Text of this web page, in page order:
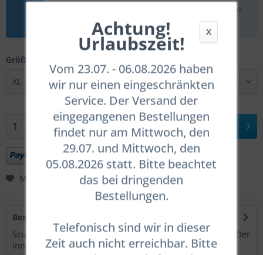
Wartezeiten kommen kann. Wir informieren Euch in dem Fall
Größe:
In den Warenkorb
Merken Bewerten
Beschreibung
Scubaforce Innenhandschuh, Fleece Handschuh Thenar Der
Innehandschuh auf Fleece für das...mehr
X
Achtung!
Urlaubszeit!
Vom 23.07. - 06.08.2026 haben
wir nur einen eingeschränkten
Service. Der Versand der
eingegangenen Bestellungen
findet nur am Mittwoch, den
29.07. und Mittwoch, den
05.08.2026 statt. Bitte beachtet
das bei dringenden
Bestellungen.
Telefonisch sind wir in dieser
Zeit auch nicht erreichbar. Bitte